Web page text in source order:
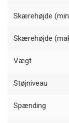
Skærehøjde
Skærehøjde
Vægt
Støjniveau
Spænding